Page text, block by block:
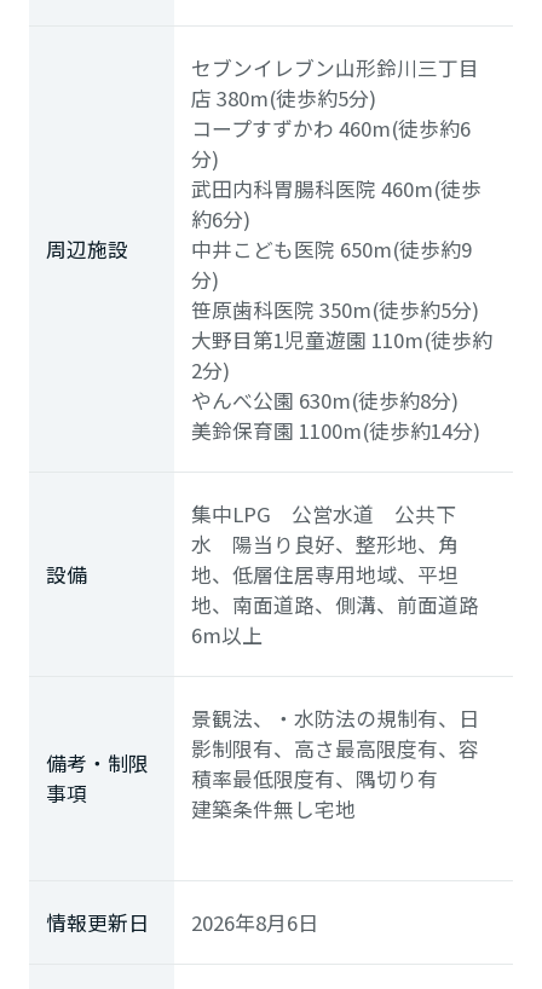
周辺施設
セブンイレブン山形鈴川三丁目
店380m(徒歩約5分)
コープすずかわ460m(徒歩約6
分)
武田内科胃腸科医院460m(徒歩
約6分)
中井こども医院 650m(徒歩約9
分)
笹原歯科医院350m(徒歩約5分)
大野目第1児童遊園 110m(徒歩約
2分)
やんべ公園 630m(徒歩約8分)
美鈴保育園 1100m(徒歩約14分)
設備
集中LPG 公営水道 公共下
水 陽当り良好、整形地、角
地、低層住居専用地域、平坦
地、南面道路、側溝、前面道路
6m以上
備考・制限
事項
景観法、・水防法の規制有、日
影制限有、高さ最高限度有、容
積率最低限度有、隅切り有
建築条件無し宅地
情報更新日 2026年8月6日